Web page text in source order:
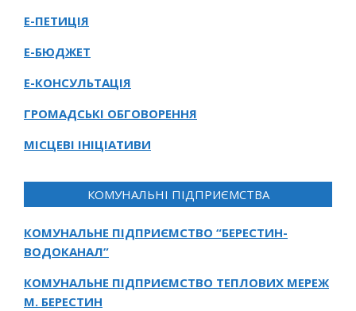
Е-ПЕТИЦІЯ
Е-БЮДЖЕТ
Е-КОНСУЛЬТАЦІЯ
ГРОМАДСЬКІ ОБГОВОРЕННЯ
МІСЦЕВІ ІНІЦІАТИВИ
КОМУНАЛЬНІ ПІДПРИЄМСТВА
КОМУНАЛЬНЕ ПІДПРИЄМСТВО “БЕРЕСТИН-
ВОДОКАНАЛ”
КОМУНАЛЬНЕ ПІДПРИЄМСТВО ТЕПЛОВИХ МЕРЕЖ
М. БЕРЕСТИН